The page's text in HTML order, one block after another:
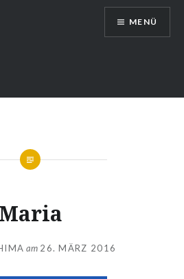
MENÜ
Maria
am 26. MÄRZ 2016